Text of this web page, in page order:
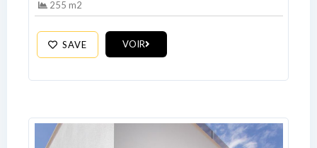
255 m2
SAVE VOIR
No apps configured. Please contact
your administrator.